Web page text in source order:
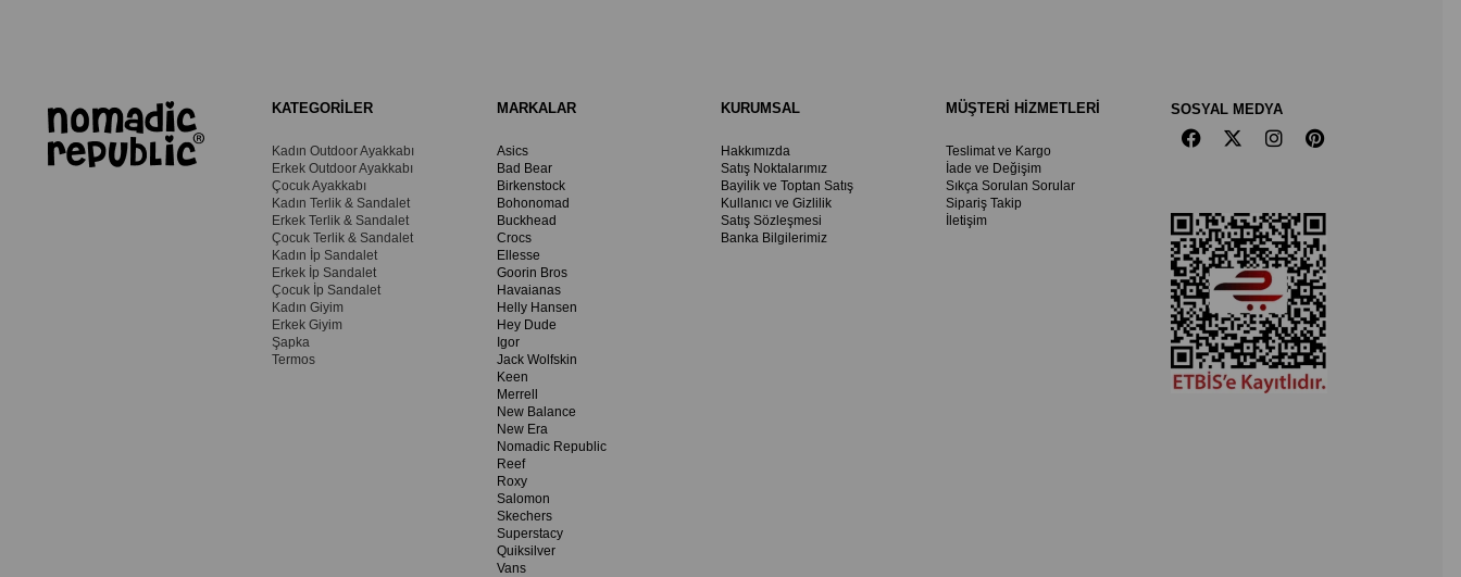
KATEGORİLER
Kadın Outdoor Ayakkabı
Erkek Outdoor Ayakkabı
Çocuk Ayakkabı
Kadın Terlik & Sandalet
Erkek Terlik & Sandalet
Çocuk Terlik & Sandalet
Kadın İp Sandalet
Erkek İp Sandalet
Çocuk İp Sandalet
Kadın Giyim
Erkek Giyim
Şapka
Termos
MARKALAR
Asics
Bad Bear
Birkenstock
Bohonomad
Buckhead
Crocs
Ellesse
Goorin Bros
Havaianas
Helly Hansen
Hey Dude
Igor
Jack Wolfskin
Keen
Merrell
New Balance
New Era
Nomadic Republic
Reef
Roxy
Salomon
Skechers
Superstacy
Quiksilver
Vans
KURUMSAL
Hakkımızda
Satış Noktalarımız
Bayilik ve Toptan Satış
Kullanıcı ve Gizlilik
Satış Sözleşmesi
Banka Bilgilerimiz
MÜŞTERİ HİZMETLERİ
Teslimat ve Kargo
İade ve Değişim
Sıkça Sorulan Sorular
Sipariş Takip
İletişim
SOSYAL MEDYA